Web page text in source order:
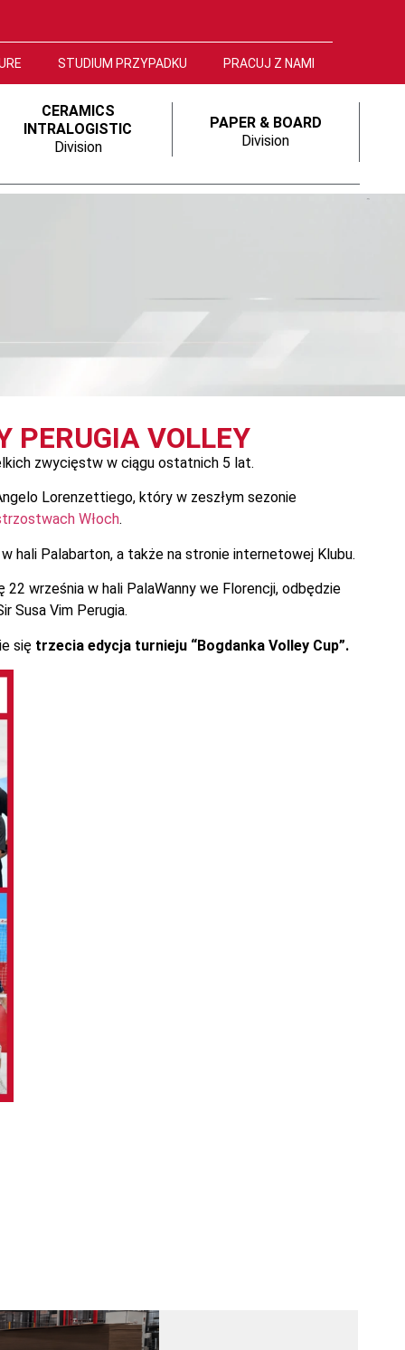
STUDIUM PRZYPADKU PRACUJ Z NAMI
CERAMICS
INTRALOGISTIC
Division
PAPER & BOARD
Division
PERUGIA VOLLEY
zwycięstw w ciągu ostatnich 5 lat.
Lorenzettiego, który w zeszłym sezonie
Włoch.
hali Palabarton, a także na stronie internetowej Klubu.
września w hali PalaWanny we Florencji, odbędzie
Susa Vim Perugia.
się trzecia edycja turnieju “Bogdanka Volley Cup”.